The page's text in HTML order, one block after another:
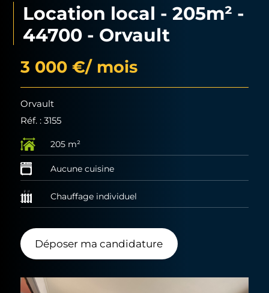
Location local - 205m² -
44700 - Orvault
3 000 €/ mois
Orvault
Réf. : 3155
205 m²
Aucune cuisine
Chauffage individuel
Déposer ma candidature